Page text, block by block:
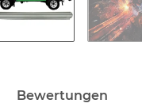
Bewertungen